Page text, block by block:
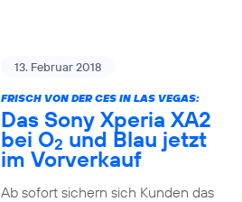
13. Februar 2018
FRISCH VON DER CES IN LAS VEGAS:
Das Sony Xperia XA2
bei O2 und Blau jetzt
im Vorverkauf
Ab sofort sichern sich Kunden das